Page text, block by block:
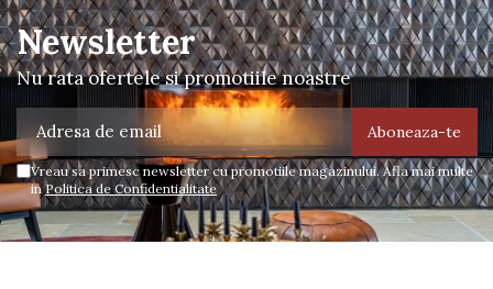
Newsletter
Nu rata ofertele si promotiile noastre
Vreau sa primesc newsletter cu promotiile magazinului. Afla mai multe
inPolitica de Confidentialitate